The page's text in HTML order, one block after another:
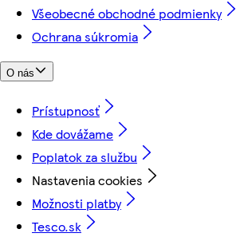
Všeobecné obchodné podmienky
Ochrana súkromia
O nás
Prístupnosť
Kde dovážame
Poplatok za službu
Nastavenia cookies
Možnosti platby
Tesco.sk